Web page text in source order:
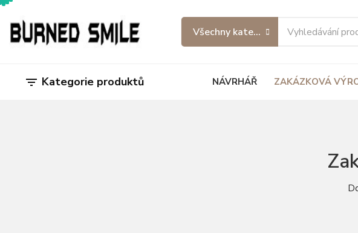
Všechny kategorie
 Kategorie produktů NÁVRHÁŘ ZAKÁZKOVÁ